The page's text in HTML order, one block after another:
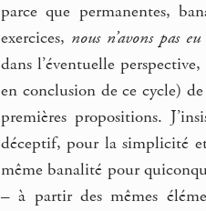
parce que permanentes,
exercices, nous n’avons pas
dans l’éventuelle
en conclusion de ce cycle)
premières propositions.
déceptif, pour la simplicité
même banalité pour
– à partir des mêmes